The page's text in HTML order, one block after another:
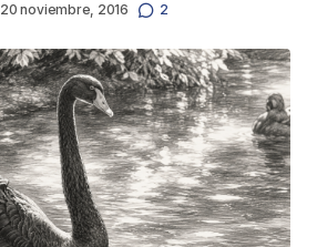
20 noviembre, 2016 2